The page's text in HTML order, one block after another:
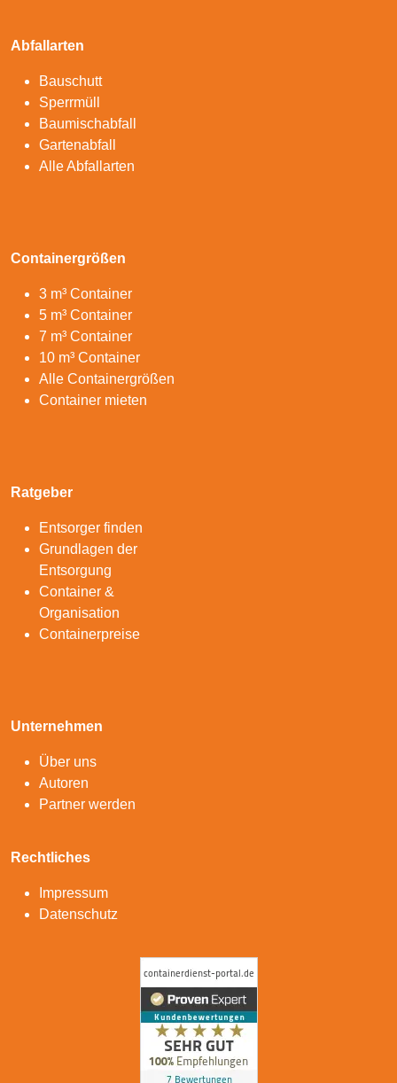
Abfallarten
Bauschutt
Sperrmüll
Baumischabfall
Gartenabfall
Alle Abfallarten
Containergrößen
3 m³ Container
5 m³ Container
7 m³ Container
10 m³ Container
Alle Containergrößen
Container mieten
Ratgeber
Entsorger finden
Grundlagen der
Entsorgung
Container &
Organisation
Containerpreise
Unternehmen
Über uns
Autoren
Partner werden
Rechtliches
Impressum
Datenschutz